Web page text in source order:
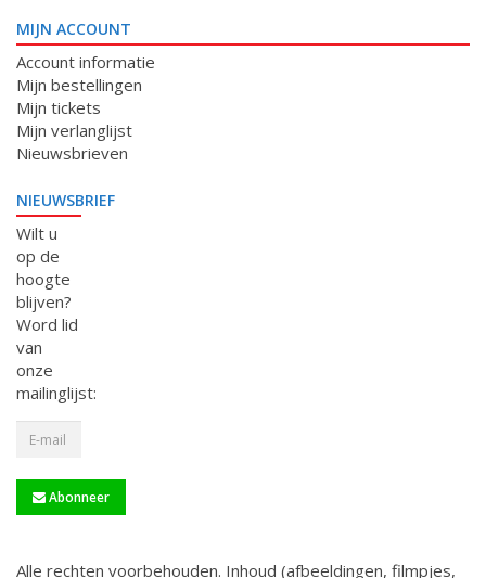
MIJN ACCOUNT
Account informatie
Mijn bestellingen
Mijn tickets
Mijn verlanglijst
Nieuwsbrieven
NIEUWSBRIEF
Wilt u
op de
hoogte
blijven?
Word lid
van
onze
mailinglijst:
Abonneer
Alle rechten voorbehouden. Inhoud (afbeeldingen, filmpjes,